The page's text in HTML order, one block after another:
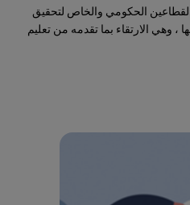
الحكومي والخاص لتحقيق
، وهي الارتقاء بما تقدمه من تعليم